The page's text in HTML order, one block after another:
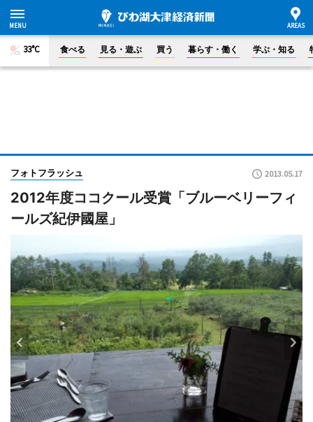
33°C 食べる 見る・遊ぶ 買う 暮らす・働く 学ぶ・知る
フォトフラッシュ 2013.05.17
2012年度ココクール受賞「ブルーベリーフィ
ールズ紀伊國屋」